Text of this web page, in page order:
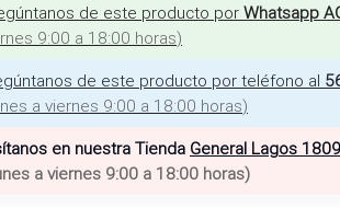
de este producto por Whatsapp
9:00 a 18:00 horas)
de este producto por teléfono al
a viernes 9:00 a 18:00 horas)
en nuestra Tienda General Lagos
a viernes 9:00 a 18:00 horas)